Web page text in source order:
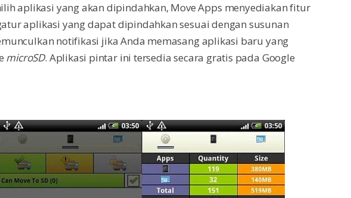
aplikasi yang akan dipindahkan, Move Apps menyediakan fitur
aplikasi yang dapat dipindahkan sesuai dengan susunan
notifikasi jika Anda memasang aplikasi baru yang
microSD. Aplikasi pintar ini tersedia secara gratis pada Google